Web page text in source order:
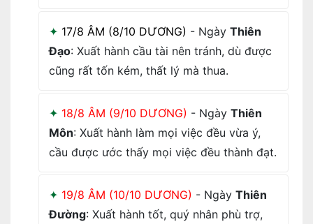
17/8 ÂM (8/10 DƯƠNG) - Ngày Thiên
Đạo: Xuất hành cầu tài nên tránh, dù được
cũng rất tốn kém, thất lý mà thua.
18/8 ÂM (9/10 DƯƠNG) - Ngày Thiên
Môn: Xuất hành làm mọi việc đều vừa ý,
cầu được ước thấy mọi việc đều thành đạt.
19/8 ÂM (10/10 DƯƠNG) - Ngày Thiên
Đường: Xuất hành tốt, quý nhân phù trợ,